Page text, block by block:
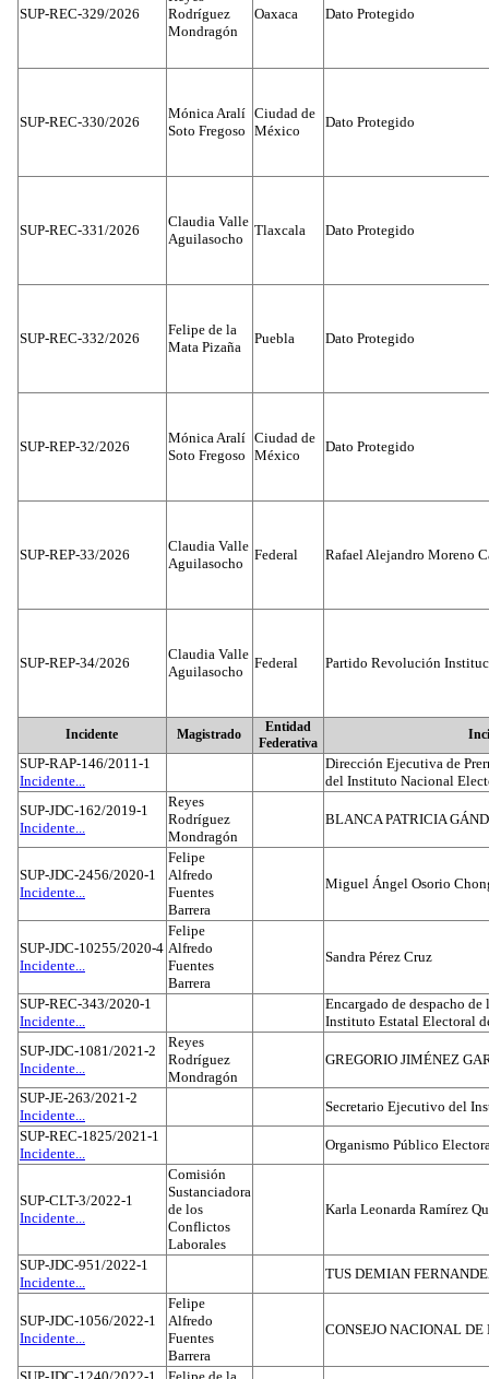
SUP-REC-329/2026
Rodríguez
Mondragón
Oaxaca Dato Protegido
SUP-REC-330/2026
Mónica Aralí
Soto Fregoso
Ciudad de
México
Dato Protegido
SUP-REC-331/2026
Claudia Valle
Aguilasocho
Tlaxcala Dato Protegido
SUP-REC-332/2026
Felipe de la
Mata Pizaña
Puebla Dato Protegido
SUP-REP-32/2026
Mónica Aralí
Soto Fregoso
Ciudad de
México
Dato Protegido
SUP-REP-33/2026
Claudia Valle
Aguilasocho
Federal Rafael Alejandro Moreno
SUP-REP-34/2026
Claudia Valle
Aguilasocho
Federal Partido Revolución
Incidente Magistrado
Entidad
Federativa
SUP-RAP-146/2011-1
Incidente...
Dirección Ejecutiva de
del Instituto Nacional
SUP-JDC-162/2019-1
Incidente...
Reyes
Rodríguez
Mondragón
BLANCA PATRICIA
SUP-JDC-2456/2020-1
Incidente...
Felipe
Alfredo
Fuentes
Barrera
Miguel Ángel Osorio
SUP-JDC-10255/2020-4
Incidente...
Felipe
Alfredo
Fuentes
Barrera
Sandra Pérez Cruz
SUP-REC-343/2020-1
Incidente...
Encargado de despacho
Instituto Estatal Electoral
SUP-JDC-1081/2021-2
Incidente...
Reyes
Rodríguez
Mondragón
GREGORIO JIMÉNEZ
SUP-JE-263/2021-2
Incidente...
Secretario Ejecutivo del
SUP-REC-1825/2021-1
Incidente...
Organismo Público
SUP-CLT-3/2022-1
Incidente...
Comisión
Sustanciadora
de los
Conflictos
Laborales
Karla Leonarda Ramírez
SUP-JDC-951/2022-1
Incidente...
TUS DEMIAN
SUP-JDC-1056/2022-1
Incidente...
Felipe
Alfredo
Fuentes
Barrera
CONSEJO NACIONAL